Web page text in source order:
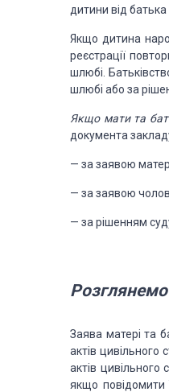
дитини від
Якщо дитина
реєстрації
шлюбі.
шлюбі або за
Якщо мати та
документа
— за заявою
— за заявою
— за рішенням
Заява матері та
актів цивільного
актів цивільного
якщо повідомити